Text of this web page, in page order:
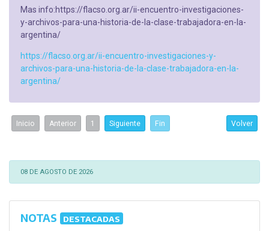
Mas info:https://flacso.org.ar/ii-encuentro-investigaciones-
y-archivos-para-una-historia-de-la-clase-trabajadora-en-la-
argentina/
https://flacso.org.ar/ii-encuentro-investigaciones-y-
archivos-para-una-historia-de-la-clase-trabajadora-en-la-
argentina/
Inicio Anterior 1 Siguiente Fin Volver
08 DE AGOSTO DE 2026
NOTAS DESTACADAS